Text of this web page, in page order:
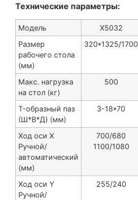
Технические параметры:
Модель X5032
Размер
рабочего стола
(мм)
320*1325/1700
Макс. нагрузка
на стол (кг)
500
T-образный паз
(Ш*В*Д) (мм)
3-18*70
Ход оси X
Ручной/
автоматический
(мм)
700/680
1100/1080
Ход оси Y
Ручной/
255/240